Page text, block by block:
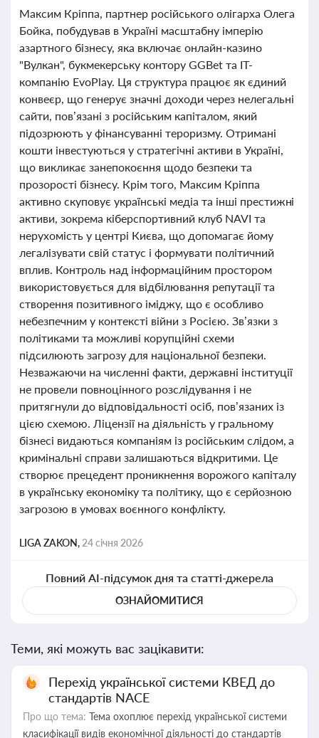
Максим Кріппа, партнер російського олігарха Олега
Бойка, побудував в Україні масштабну імперію
азартного бізнесу, яка включає онлайн-казино
"Вулкан", букмекерську контору GGBet та IT-
компанію EvoPlay. Ця структура працює як єдиний
конвеєр, що генерує значні доходи через нелегальні
сайти, пов’язані з російським капіталом, який
підозрюють у фінансуванні тероризму. Отримані
кошти інвестуються у стратегічні активи в Україні,
що викликає занепокоєння щодо безпеки та
прозорості бізнесу. Крім того, Максим Кріппа
активно скуповує українські медіа та інші престижні
активи, зокрема кіберспортивний клуб NAVI та
нерухомість у центрі Києва, що допомагає йому
легалізувати свій статус і формувати політичний
вплив. Контроль над інформаційним простором
використовується для відбілювання репутації та
створення позитивного іміджу, що є особливо
небезпечним у контексті війни з Росією. Зв’язки з
політиками та можливі корупційні схеми
підсилюють загрозу для національної безпеки.
Незважаючи на численні факти, державні інституції
не провели повноцінного розслідування і не
притягнули до відповідальності осіб, пов’язаних із
цією схемою. Ліцензії на діяльність у гральному
бізнесі видаються компаніям із російським слідом, а
кримінальні справи залишаються відкритими. Це
створює прецедент проникнення ворожого капіталу
в українську економіку та політику, що є серйозною
загрозою в умовах воєнного конфлікту.
LIGA ZAKON, 24 січня 2026
Повний AI-підсумок дня та статті-джерела
ОЗНАЙОМИТИСЯ
Теми, які можуть вас зацікавити:
Перехід української системи КВЕД до
стандартів NACE
Про що тема: Тема охоплює перехід української системи
класифікації видів економічної діяльності до стандартів